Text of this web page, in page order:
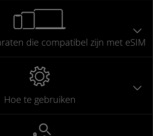
die compatibel zijn met eSIM
Hoe te gebruiken